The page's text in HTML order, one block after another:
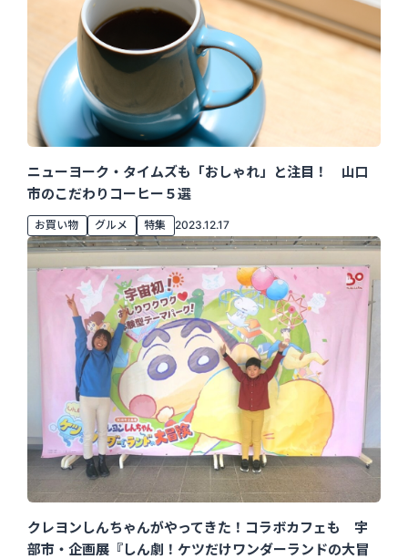
ニューヨーク・タイムズも「おしゃれ」と注目！ 山口
市のこだわりコーヒー５選
お買い物 グルメ 特集 2023.12.17
クレヨンしんちゃんがやってきた！コラボカフェも 宇
部市・企画展『しん劇！ケツだけワンダーランドの大冒